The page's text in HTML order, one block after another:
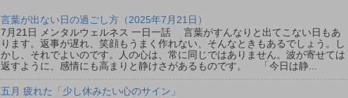
言葉が出ない日の過ごし方（2025年7月21日）
7月21日 メンタルウェルネス 一日一話 言葉がすんなりと出てこない日もあ
ります。返事が遅れ、笑顔もうまく作れない、そんなときもあるでしょう。し
かし、それでよいのです。人の心は、常に同じではありません。波が寄せては
返すように、感情にも高まりと静けさがあるものです。 「今日は静...
五月 疲れた「少し休みたい心のサイン」